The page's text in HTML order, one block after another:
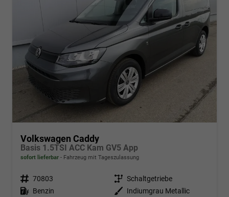
Volkswagen Caddy
Basis 1.5TSI ACC Kam GV5 App
sofort lieferbar Fahrzeug mit Tageszulassung
Fahrzeugnr. 70803 Getriebe Schaltgetriebe
Kraftstoff Benzin Außenfarbe
Indiumgrau Metallic